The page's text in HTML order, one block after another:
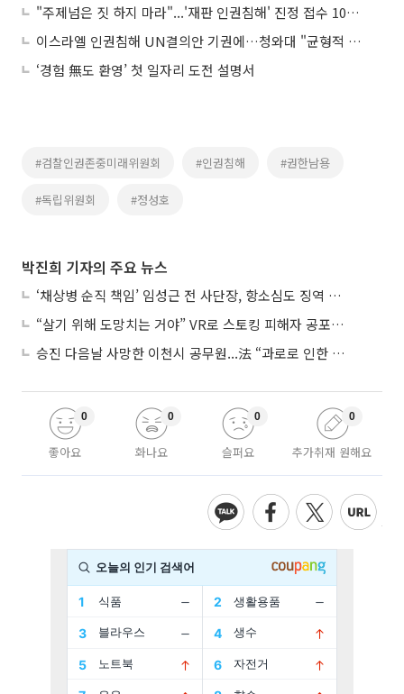
"주제넘은 짓 하지 마라"...'재판 인권침해' 진정 접수 10년간 800건 넘어
이스라엘 인권침해 UN결의안 기권에…청와대 "균형적 고려"
‘경험 無도 환영’ 첫 일자리 도전 설명서
#검찰인권존중미래위원회 #인권침해 #권한남용
#독립위원회 #정성호
박진희 기자의 주요 뉴스
‘채상병 순직 책임’ 임성근 전 사단장, 항소심도 징역 3년
“살기 위해 도망치는 거야” VR로 스토킹 피해자 공포 마주한 수형자들
승진 다음날 사망한 이천시 공무원...法 “과로로 인한 순직”
좋아요
0
화나요
0
슬퍼요
0
추가취재 원해요
0